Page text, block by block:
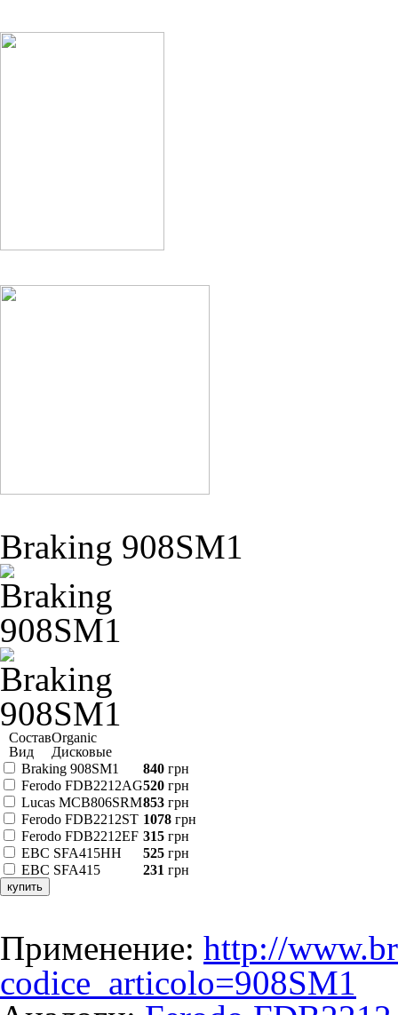
Braking 908SM1
СоставOrganic
Вид
Дисковые
Braking 908SM1
840 грн
Ferodo FDB2212AG520 грн
Lucas MCB806SRM853 грн
Ferodo FDB2212ST 1078 грн
Ferodo FDB2212EF 315 грн
EBC SFA415HH
525 грн
EBC SFA415
231 грн
купить
Применение: http://
codice_articolo=908SM1